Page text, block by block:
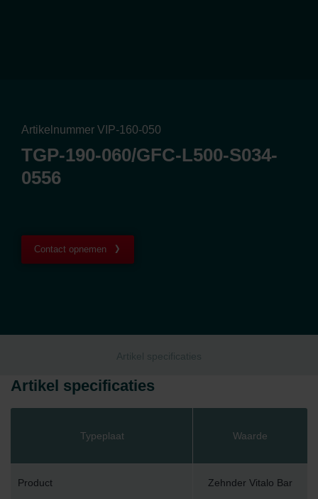
Artikelnummer VIP-160-050
TGP-190-060/GFC-L500-S034-
0556
Contact opnemen
Artikel specificaties
Artikel specificaties
Typeplaat Waarde
Product Zehnder Vitalo Bar